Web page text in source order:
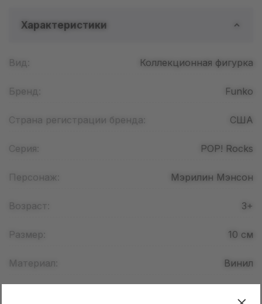
Характеристики
Вид: Коллекционная фигурка
Бренд: Funko
Страна регистрации бренда: США
Серия: POP! Rocks
Персонаж: Мэрилин Мэнсон
Возраст: 3+
Размер: 10 см
Материал: Винил